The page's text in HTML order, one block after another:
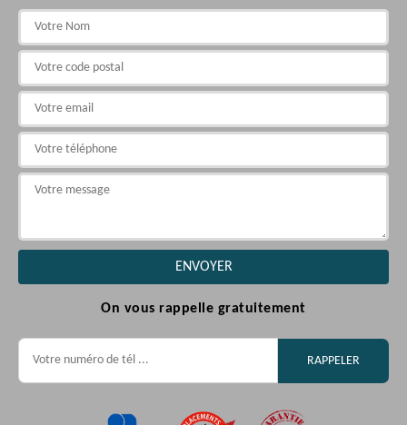
On vous rappelle gratuitement